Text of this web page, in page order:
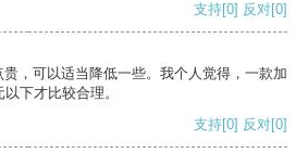
支持[0] 反对[0]
，可以适当降低一些。我个人觉得，一款加
下才比较合理。
支持[0] 反对[0]